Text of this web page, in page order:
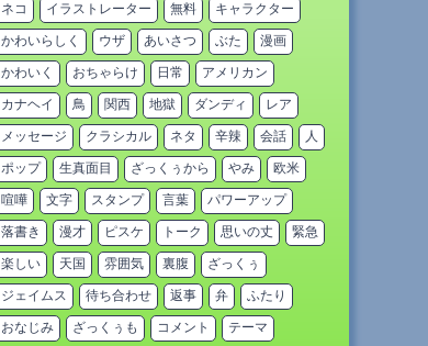
ネコ イラストレーター 無料 キャラクター
かわいらしく ウザ あいさつ ぶた 漫画
かわいく おちゃらけ 日常 アメリカン
カナヘイ 鳥 関西 地獄 ダンディ レア
メッセージ クラシカル ネタ 辛辣 会話 人
ポップ 生真面目 ざっくぅから やみ 欧米
喧嘩 文字 スタンプ 言葉 パワーアップ
落書き 漫才 ピスケ トーク 思いの丈 緊急
楽しい 天国 雰囲気 裏腹 ざっくぅ
ジェイムス 待ち合わせ 返事 弁 ふたり
おなじみ ざっくぅも コメント テーマ